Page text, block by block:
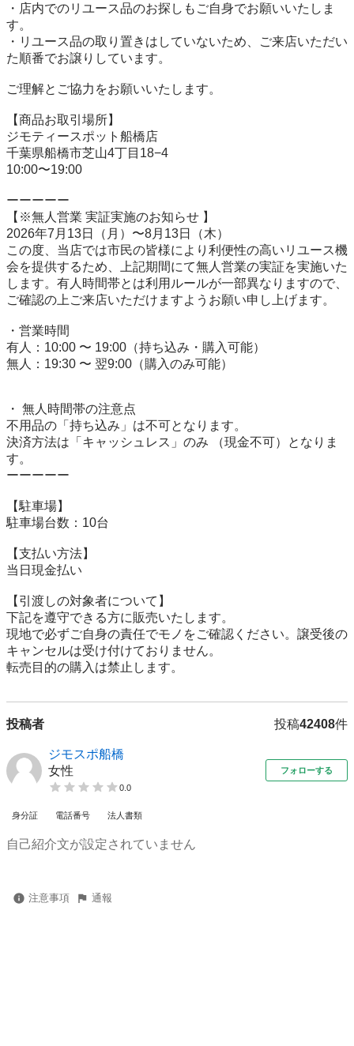
・店内でのリユース品のお探しもご自身でお願いいたしま
す。
・リユース品の取り置きはしていないため、ご来店いただい
た順番でお譲りしています。
ご理解とご協力をお願いいたします。
【商品お取引場所】
ジモティースポット船橋店
千葉県船橋市芝山4丁目18−4
10:00〜19:00
ーーーーー
【※無人営業 実証実施のお知らせ 】
2026年7月13日（月）〜8月13日（木）
この度、当店では市民の皆様により利便性の高いリユース機
会を提供するため、上記期間にて無人営業の実証を実施いた
します。有人時間帯とは利用ルールが一部異なりますので、
ご確認の上ご来店いただけますようお願い申し上げます。
・営業時間
有人：10:00 〜 19:00（持ち込み・購入可能）
無人：19:30 〜 翌9:00（購入のみ可能）
・ 無人時間帯の注意点
不用品の「持ち込み」は不可となります。
決済方法は「キャッシュレス」のみ （現金不可）となりま
す。
ーーーーー
【駐⾞場】
駐車場台数：10台
【⽀払い⽅法】
当日現金払い
【引渡しの対象者について】
下記を遵守できる⽅に販売いたします。
現地で必ずご⾃⾝の責任でモノをご確認ください。譲受後の
キャンセルは受け付けておりません。
転売⽬的の購⼊は禁⽌します。
投稿者 投稿42408件
ジモスポ船橋
女性
0.0
フォローする
身分証 電話番号 法人書類
自己紹介文が設定されていません
注意事項 通報